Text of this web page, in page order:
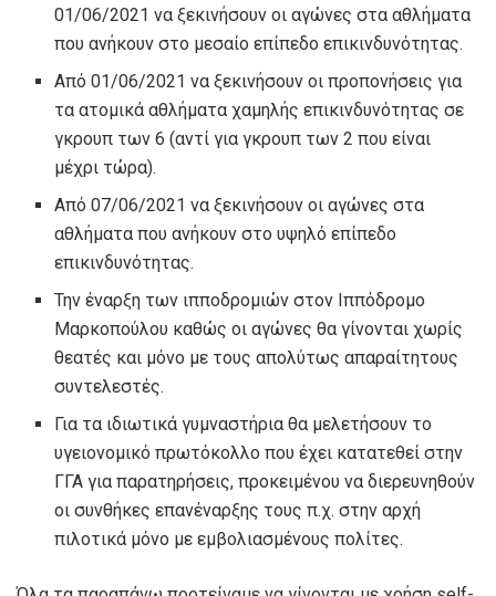
01/06/2021 να ξεκινήσουν οι αγώνες στα αθλήματα
που ανήκουν στο μεσαίο επίπεδο επικινδυνότητας.
Από 01/06/2021 να ξεκινήσουν οι προπονήσεις για
τα ατομικά αθλήματα χαμηλής επικινδυνότητας σε
γκρουπ των 6 (αντί για γκρουπ των 2 που είναι
μέχρι τώρα).
Από 07/06/2021 να ξεκινήσουν οι αγώνες στα
αθλήματα που ανήκουν στο υψηλό επίπεδο
επικινδυνότητας.
Την έναρξη των ιπποδρομιών στον Ιππόδρομο
Μαρκοπούλου καθώς οι αγώνες θα γίνονται χωρίς
θεατές και μόνο με τους απολύτως απαραίτητους
συντελεστές.
Για τα ιδιωτικά γυμναστήρια θα μελετήσουν το
υγειονομικό πρωτόκολλο που έχει κατατεθεί στην
ΓΓΑ για παρατηρήσεις, προκειμένου να διερευνηθούν
οι συνθήκες επανέναρξης τους π.χ. στην αρχή
πιλοτικά μόνο με εμβολιασμένους πολίτες.